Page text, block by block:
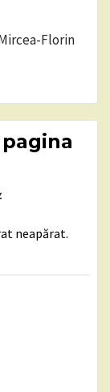
Florin
neapărat.